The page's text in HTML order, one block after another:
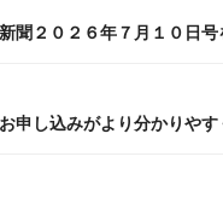
聞２０２６年７月１０日号
申し込みがより分かりやす